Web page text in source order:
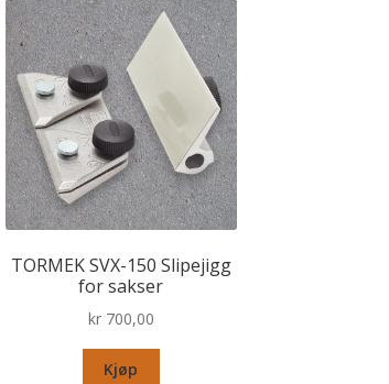
TORMEK SVX-150 Slipejigg
for sakser
kr700,00
Kjøp